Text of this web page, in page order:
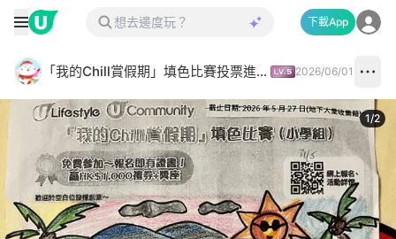
下載App
「我的Chill賞假期」填色比賽投票進行中✅ 2026/06/01
1/2